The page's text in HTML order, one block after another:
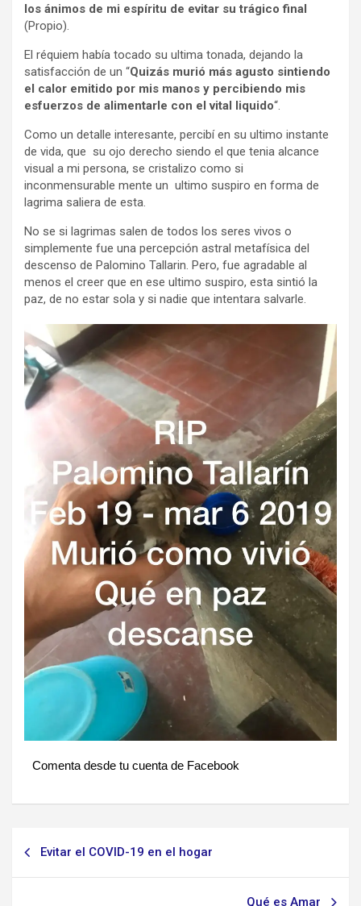
los ánimos de mi espíritu de evitar su trágico final
(Propio).
El réquiem había tocado su ultima tonada, dejando la
satisfacción de un “Quizás murió más agusto sintiendo
el calor emitido por mis manos y percibiendo mis
esfuerzos de alimentarle con el vital liquido“.
Como un detalle interesante, percibí en su ultimo instante
de vida, que su ojo derecho siendo el que tenia alcance
visual a mi persona, se cristalizo como si
inconmensurable mente un ultimo suspiro en forma de
lagrima saliera de esta.
No se si lagrimas salen de todos los seres vivos o
simplemente fue una percepción astral metafísica del
descenso de Palomino Tallarin. Pero, fue agradable al
menos el creer que en ese ultimo suspiro, esta sintió la
paz, de no estar sola y si nadie que intentara salvarle.
Comenta desde tu cuenta de Facebook
Evitar el COVID-19 en el hogar
Qué es Amar